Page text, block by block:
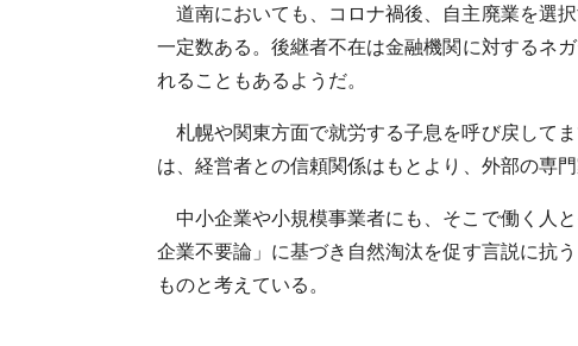
道南においても、コロナ禍後、自主廃業を選
一定数ある。後継者不在は金融機関に対するネ
れることもあるようだ。
札幌や関東方面で就労する子息を呼び戻して
は、経営者との信頼関係はもとより、外部の専門
中小企業や小規模事業者にも、そこで働く人
企業不要論」に基づき自然淘汰を促す言説に抗
ものと考えている。